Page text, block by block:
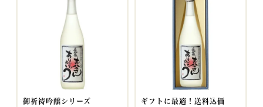
御祈祷吟醸シリーズ
ギフトに最適！送料込価